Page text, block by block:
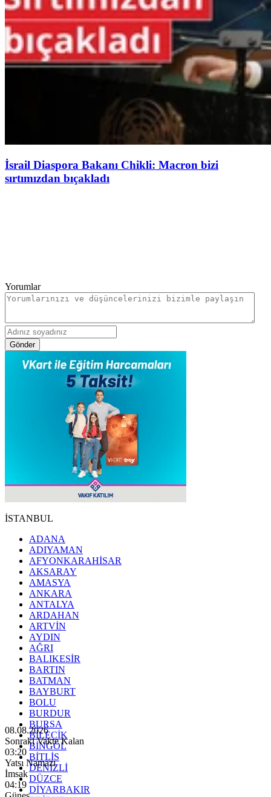
İsrail Diaspora Bakanı Chikli: Macron bizi
sırtımızdan bıçakladı
Yorumlar
Gönder
İSTANBUL
ADANA
ADIYAMAN
AFYONKARAHİSAR
AKSARAY
AMASYA
ANKARA
ANTALYA
ARDAHAN
ARTVİN
AYDIN
AĞRI
BALIKESİR
BARTIN
BATMAN
BAYBURT
BOLU
BURDUR
BURSA
BİLECİK
BİNGÖL
BİTLİS
DENİZLİ
DÜZCE
DİYARBAKIR
08.08.2026
Sonraki Vakte Kalan
03:18
Yatsı Namazı
İmsak
04:19